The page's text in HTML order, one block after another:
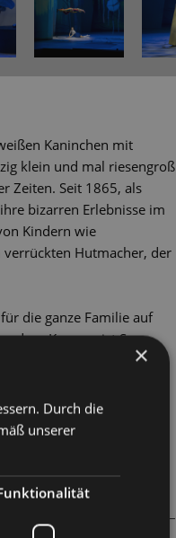
Kaninchen mit
klein und mal riesengroß
Zeiten. Seit 1865, als
bizarren Erlebnisse im
Kindern wie
verrückten Hutmacher, der
die ganze Familie auf
Komponist Sven
ihrer Wasserpfeife;
im Publikum mit ihr.
für alle Vorstellungen von
×
Durch die
unserer